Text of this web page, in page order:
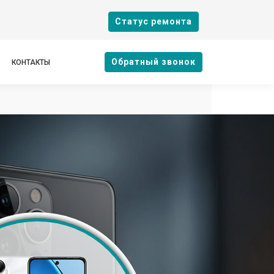
Cтатус ремонта
КОНТАКТЫ Oбратный звонок